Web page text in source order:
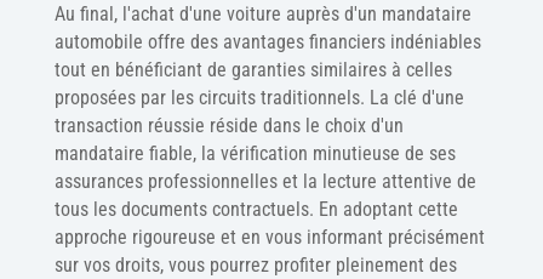
Au final, l'achat d'une voiture auprès d'un mandataire
automobile offre des avantages financiers indéniables
tout en bénéficiant de garanties similaires à celles
proposées par les circuits traditionnels. La clé d'une
transaction réussie réside dans le choix d'un
mandataire fiable, la vérification minutieuse de ses
assurances professionnelles et la lecture attentive de
tous les documents contractuels. En adoptant cette
approche rigoureuse et en vous informant précisément
sur vos droits, vous pourrez profiter pleinement des